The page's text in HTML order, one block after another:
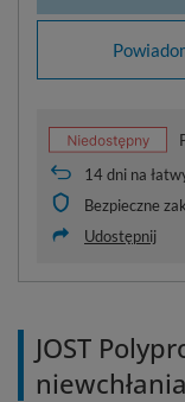
14dni na
Bezpieczne
Udostępnij
JOST